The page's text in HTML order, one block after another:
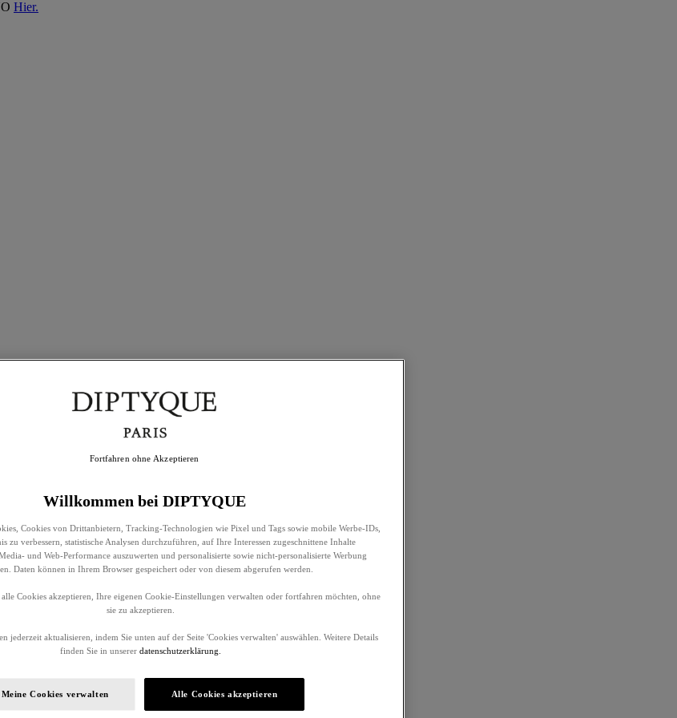
Hier.
Willkommen bei DIPTYQUE
Cookies von Drittanbietern, Tracking-Technologien wie Pixel und Tags sowie mobile Werbe-IDs,
zu verbessern, statistische Analysen durchzuführen, auf Ihre Interessen zugeschnittene Inhalte
und Web-Performance auszuwerten und personalisierte sowie nicht-personalisierte Werbung
Daten können in Ihrem Browser gespeichert oder von diesem abgerufen werden.
Cookies akzeptieren, Ihre eigenen Cookie-Einstellungen verwalten oder fortfahren möchten, ohne
sie zu akzeptieren.
jederzeit aktualisieren, indem Sie unten auf der Seite 'Cookies verwalten' auswählen. Weitere Details
finden Sie in unserer datenschutzerklärung.
Meine Cookies verwalten Alle Cookies akzeptieren
Fortfahren ohne Akzeptieren